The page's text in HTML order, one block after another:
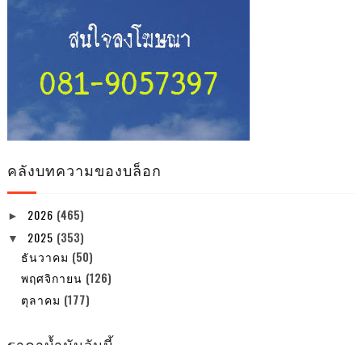
คลังบทความของบล็อก
► 2026 (465)
▼ 2025 (353)
ธันวาคม (50)
พฤศจิกายน (126)
ตุลาคม (177)